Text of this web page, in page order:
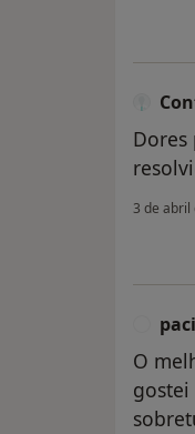
Dores
3 de abril
O